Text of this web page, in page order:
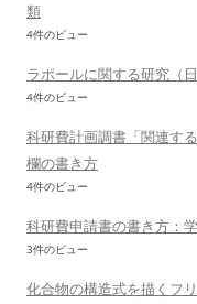
類
4件のビュー
ラポールに関する研究（
4件のビュー
科研費計画調書「関連す
欄の書き方
4件のビュー
科研費申請書の書き方：
3件のビュー
化合物の構造式を描くフ